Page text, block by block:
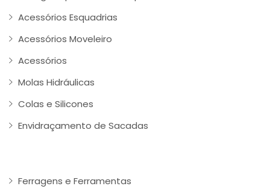
Acessórios Esquadrias
Acessórios Moveleiro
Acessórios
Molas Hidráulicas
Colas e Silicones
Envidraçamento de Sacadas
Ferragens e Ferramentas